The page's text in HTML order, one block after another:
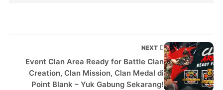
NEXT
Event Clan Area Ready for Battle Clan
Creation, Clan Mission, Clan Medal di
Point Blank – Yuk Gabung Sekarang!